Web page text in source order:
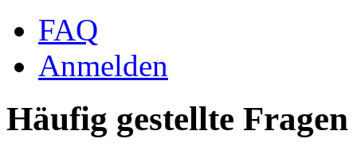
FAQ
Anmelden
Häufig gestellte Fragen